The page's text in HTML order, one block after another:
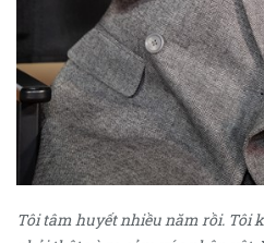
Tôi tâm huyết nhiều năm rồi. Tôi